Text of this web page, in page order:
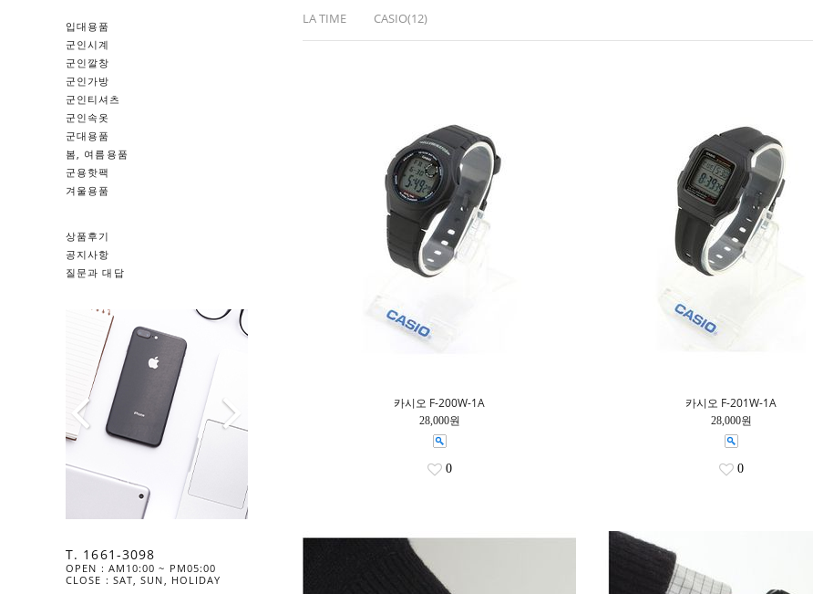
입대용품
군인시계
군인깔창
군인가방
군인티셔츠
군인속옷
군대용품
봄, 여름용품
군용핫팩
겨울용품
상품후기
공지사항
질문과 대답
T. 1661-3098
OPEN : AM10:00 ~ PM05:00
CLOSE : SAT, SUN, HOLIDAY
LA TIME CASIO(12)
카시오 F-200W-1A
28,000원
0
카시오 F-201W-1A
28,000원
0